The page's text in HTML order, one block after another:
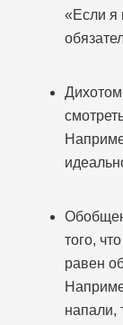
того,
равен
напали,
«Если я